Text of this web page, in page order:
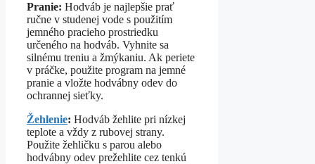
Pranie: Hodváb je najlepšie prať
ručne v studenej vode s použitím
jemného pracieho prostriedku
určeného na hodváb. Vyhnite sa
silnému treniu a žmýkaniu. Ak periete
v práčke, použite program na jemné
pranie a vložte hodvábny odev do
ochrannej sieťky.
Žehlenie: Hodváb žehlite pri nízkej
teplote a vždy z rubovej strany.
Použite žehličku s parou alebo
hodvábny odev prežehlite cez tenkú